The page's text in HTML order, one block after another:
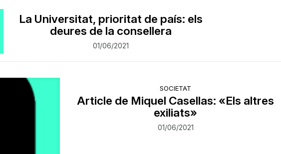
La Universitat, prioritat de país: els
deures de la consellera
01/06/2021
SOCIETAT
Article de Miquel Casellas: «Els altres
exiliats»
01/06/2021